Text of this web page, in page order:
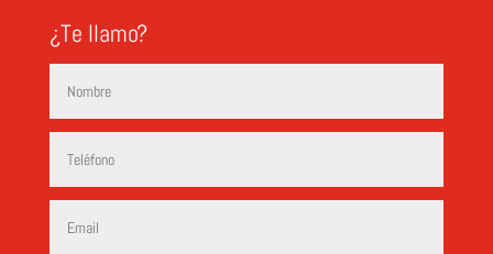
¿Te llamo?